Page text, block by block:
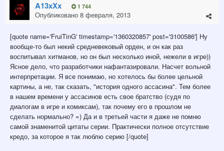
A13xXx 1 744
Опубликовано 8 февраля, 2013
[quote name='FruiTinG' timestamp='1360320857' post='3100586'] Ну
вообще-то был некий средневековый орден, и он как раз
воспитывал хитманов, но он был несколько иной, нежели в игре))
Ясное дело, что разработчики нафантазировали. Насчет вольной
интерпретации. Я все понимаю, но хотелось бы более цельной
картины, а не, так сказать, "история одного ассасина". Тем более
в нашем времени у ассасинов есть свое братство (судя по
диалогам в игре и комиксам), так почему его в прошлом не
сделать нормально? =) Да и в третьей части я даже не помню
самой знаменитой цитаты серии. Практически полное отсутствие
кредо, за которое я так люблю серию [/quote]